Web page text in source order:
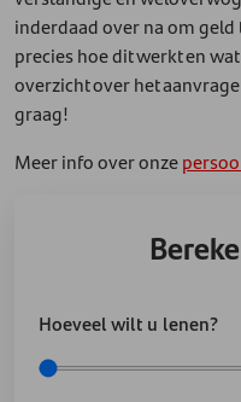
inderdaad over na om
precies hoe dit werkt en
overzicht over het
graag!
Meer info over onze
Hoeveel wilt u lenen?